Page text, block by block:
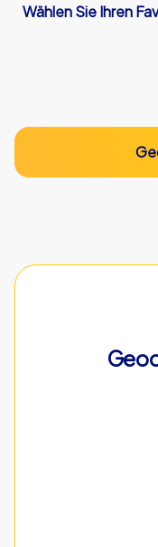
Wählen Sie Ihren